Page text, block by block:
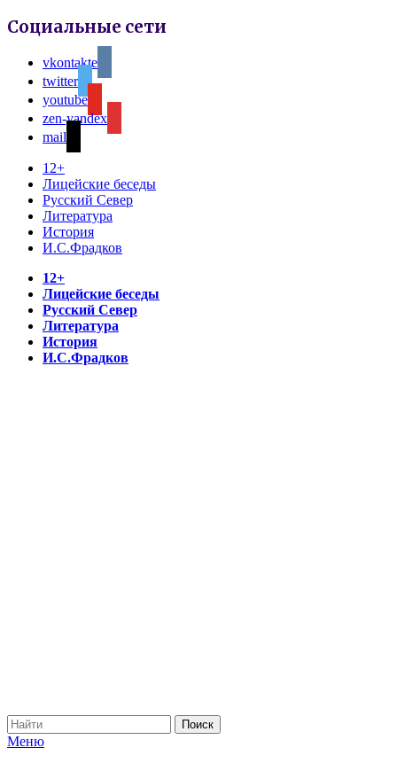
Социальные сети
vkontakte
twitter
youtube
zen-yandex
mail
12+
Лицейские беседы
Русский Север
Литература
История
И.С.Фрадков
12+
Лицейские беседы
Русский Север
Литература
История
И.С.Фрадков
Меню